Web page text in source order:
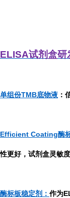
ELISA试剂盒研
单组份TMB底物液 ：
Efficient Coating酶
性更好，试剂盒灵敏
酶标板稳定剂： 作为